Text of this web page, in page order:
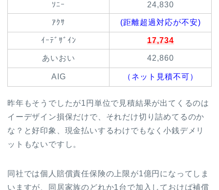
ｿﾆｰ 24,830
ｱｸｻ (距離超過対応が不安)
ｲｰﾃﾞｻﾞｲﾝ 17,734
あいおい 42,860
AIG （ネット見積不可）
昨年もそうでしたが1円単位で見積結果が出てくるのは
イーデザイン損保だけで、それだけ切り詰めてるのか
な？と好印象、現金払いするわけでもなく小銭デメリ
ットもないですし。
同社では個人賠償責任保険の上限が1億円になってしま
いますが、同居家族のどれか1台で加入しておけば補償